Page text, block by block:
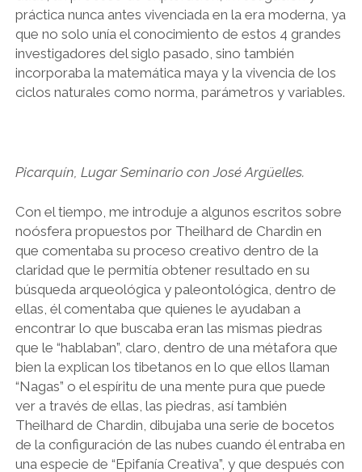
práctica nunca antes vivenciada en la era moderna, ya
que no solo unía el conocimiento de estos 4 grandes
investigadores del siglo pasado, sino también
incorporaba la matemática maya y la vivencia de los
ciclos naturales como norma, parámetros y variables.
Picarquín, Lugar Seminario con José Argüelles.
Con el tiempo, me introduje a algunos escritos sobre
noósfera propuestos por Theilhard de Chardin en
que comentaba su proceso creativo dentro de la
claridad que le permitía obtener resultado en su
búsqueda arqueológica y paleontológica, dentro de
ellas, él comentaba que quienes le ayudaban a
encontrar lo que buscaba eran las mismas piedras
que le “hablaban”, claro, dentro de una métafora que
bien la explican los tibetanos en lo que ellos llaman
“Nagas” o el espíritu de una mente pura que puede
ver a través de ellas, las piedras, así también
Theilhard de Chardin, dibujaba una serie de bocetos
de la configuración de las nubes cuando él entraba en
una especie de “Epifanía Creativa”, y que después con